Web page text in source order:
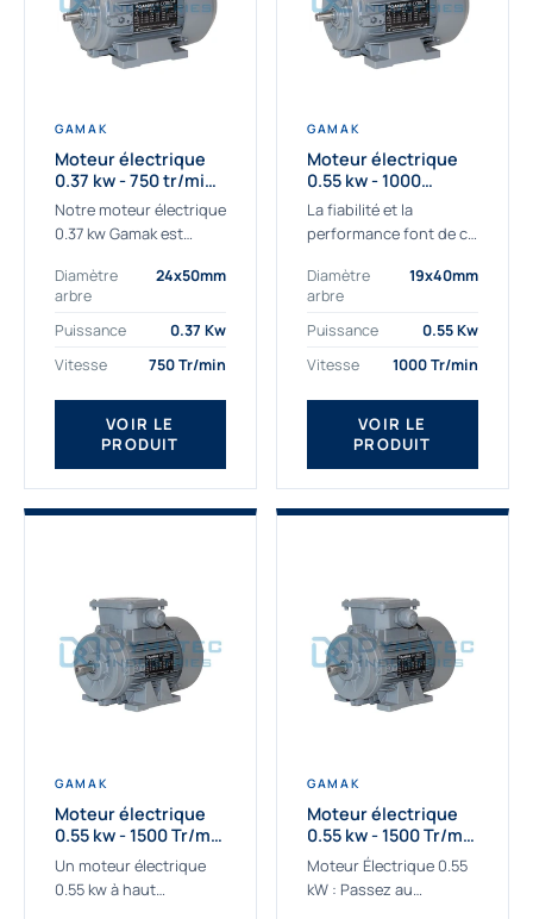
GAMAK
Moteur électrique
0.37 kw - 750 tr/min -
230/400V - IE3
Notre moteur électrique
0.37 kw Gamak est
aux applications
sévères. Nous
déterminons,
fournissons
des moteurs
asynchrones depuis de
nombreuses années....
Diamètre
arbre
24x50mm
Puissance
0.37 Kw
Vitesse
750 Tr/min
VOIR LE
PRODUIT
GAMAK
Moteur électrique
0.55 kw - 1000
Tr/min - 230/400V -
IE2
La fiabilité et la
performance font de ce
0.55kw un
indispensable de votre
production. Ce moteur
être alimenté...
Diamètre
arbre
19x40mm
Puissance
0.55 Kw
Vitesse
1000 Tr/min
VOIR LE
PRODUIT
GAMAK
Moteur électrique
0.55 kw - 1500 Tr/min
- 230/400V - IE2
Un moteur électrique
0.55 kw à haut
GAMAK
Moteur électrique
0.55 kw - 1500 Tr/min
- 230/400V -
Rendement IE4
Moteur Électrique 0.55
kW : Passez au